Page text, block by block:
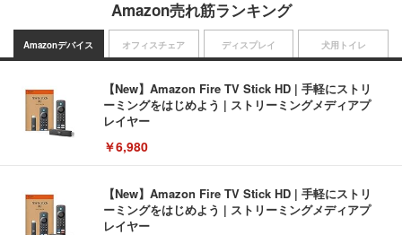
Amazon売れ筋ランキング
Amazonデバイス
【New】Amazon Fire TV Stick HD | 手軽にストリ
ーミングをはじめよう | ストリーミングメディアプ
レイヤー
￥6,980
【New】Amazon Fire TV Stick HD | 手軽にストリ
ーミングをはじめよう | ストリーミングメディアプ
レイヤー
オフィスチェア ディスプレイ 犬用トイレ